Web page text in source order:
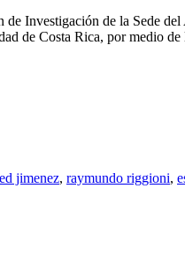
Investigación de la Sede
de Costa Rica, por medio
jimenez, raymundo riggioni,